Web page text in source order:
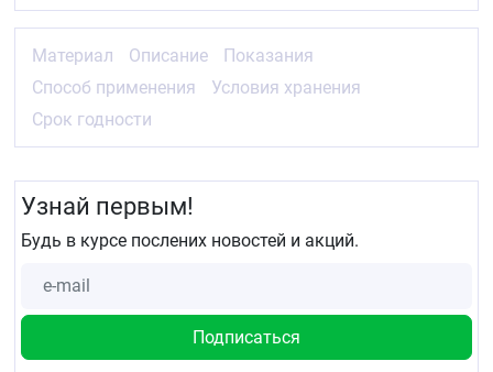
Материал Описание
Показания
Способ применения
Условия хранения
Срок годности
Узнай первым!
Будь в курсе послених новостей и акций.